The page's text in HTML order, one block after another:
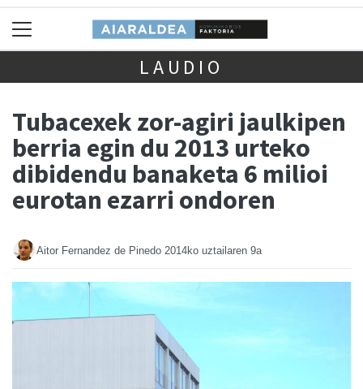
LAUDIO
Tubacexek zor-agiri jaulkipen
berria egin du 2013 urteko
dibidendu banaketa 6 milioi
eurotan ezarri ondoren
Aitor Fernandez de Pinedo 2014ko uztailaren 9a